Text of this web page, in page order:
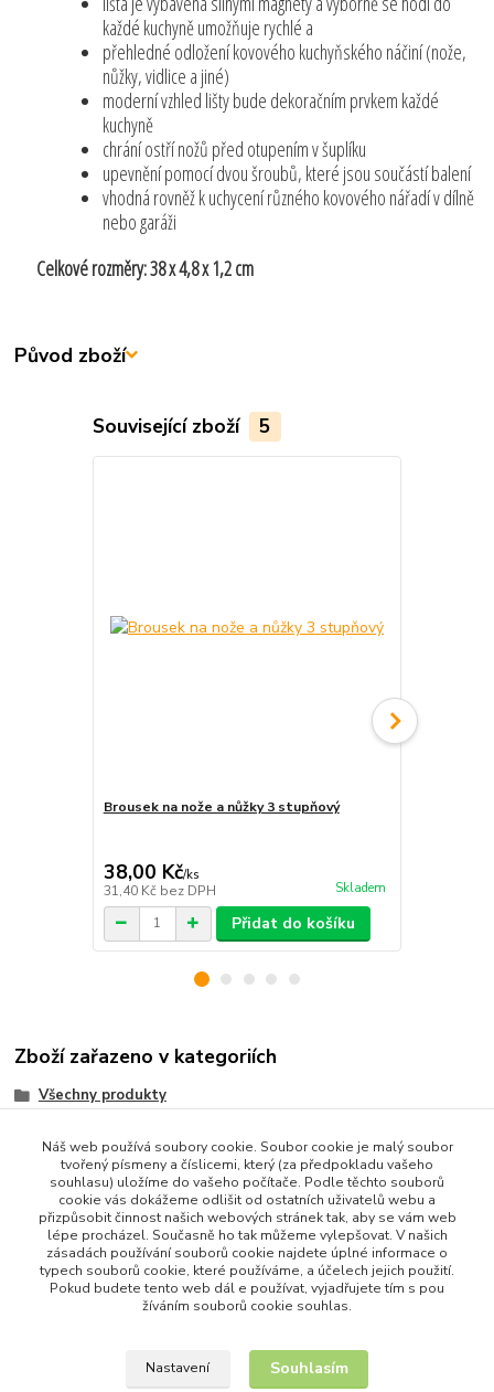
každé kuchyně umožňuje rychlé a
přehledné odložení kovového kuchyňského náčiní (nože,
nůžky, vidlice a jiné)
moderní vzhled lišty bude dekoračním prvkem každé
kuchyně
chrání ostří nožů před otupením v šuplíku
upevnění pomocí dvou šroubů, které jsou součástí balení
vhodná rovněž k uchycení různého kovového nářadí v dílně
nebo garáži
Celkové rozměry: 38 x 4,8 x 1,2 cm
Původ zboží
Související zboží 5
Brousek na nože a nůžky 3 stupňový
38,00 Kč/ks
31,40 Kč bez DPH Skladem
Přidat do košíku
Zboží zařazeno v kategoriích
Všechny produkty
Bytové Doplňky
Nářadí
Kuchyňské potřeby
Kuchyňské nože a příslušenství
Náš web používá soubory cookie. Soubor cookie je malý soubor
tvořený písmeny a číslicemi, který (za předpokladu vašeho
souhlasu) uložíme do vašeho počítače. Podle těchto souborů
cookie vás dokážeme odlišit od ostatních uživatelů webu a
přizpůsobit činnost našich webových stránek tak, aby se vám web
lépe procházel. Současně ho tak můžeme vylepšovat. V našich
zásadách používání souborů cookie najdete úplné informace o
typech souborů cookie, které používáme, a účelech jejich použití.
Pokud budete tento web dál e používat, vyjadřujete tím s pou
žíváním souborů cookie souhlas.
Nastavení Souhlasím